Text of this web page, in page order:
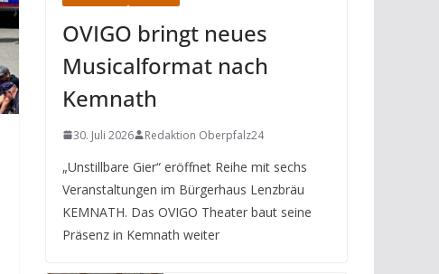
OVIGO bringt neues
Musicalformat nach
Kemnath
30. Juli 2026 Redaktion Oberpfalz24
„Unstillbare Gier“ eröffnet Reihe mit sechs
Veranstaltungen im Bürgerhaus Lenzbräu
KEMNATH. Das OVIGO Theater baut seine
Präsenz in Kemnath weiter